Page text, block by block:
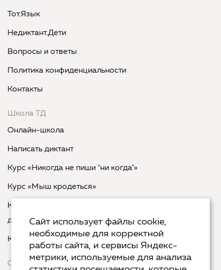
Тот.Язык
Недиктант.Дети
Вопросы и ответы
Политика конфиденциальности
Контакты
Школа ТД
Онлайн-школа
Написать диктант
Курс «Никогда не пиши "ни когда"»
Курс «Мыш кродеться»
Курс «Русская пунктуация: болевые точки... и
двоеточия»
Курс «Я пишу - мне отвечают»
Сервисы
Сайт использует файлы cookie,
необходимые для корректной
работы сайта, и сервисы Яндекс-
метрики, используемые для анализа